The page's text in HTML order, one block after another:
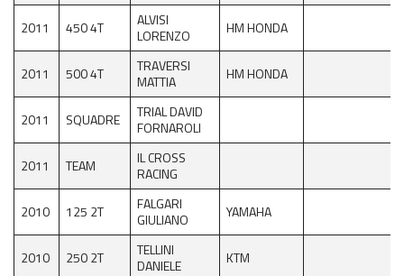
2011 450 4T
ALVISI
LORENZO
HM HONDA
2011 500 4T
TRAVERSI
MATTIA
HM HONDA
2011 SQUADRE
TRIAL DAVID
FORNAROLI
2011
TEAM
IL CROSS
RACING
2010
125 2T
FALGARI
GIULIANO
YAMAHA
2010 250 2T
TELLINI
DANIELE
KTM